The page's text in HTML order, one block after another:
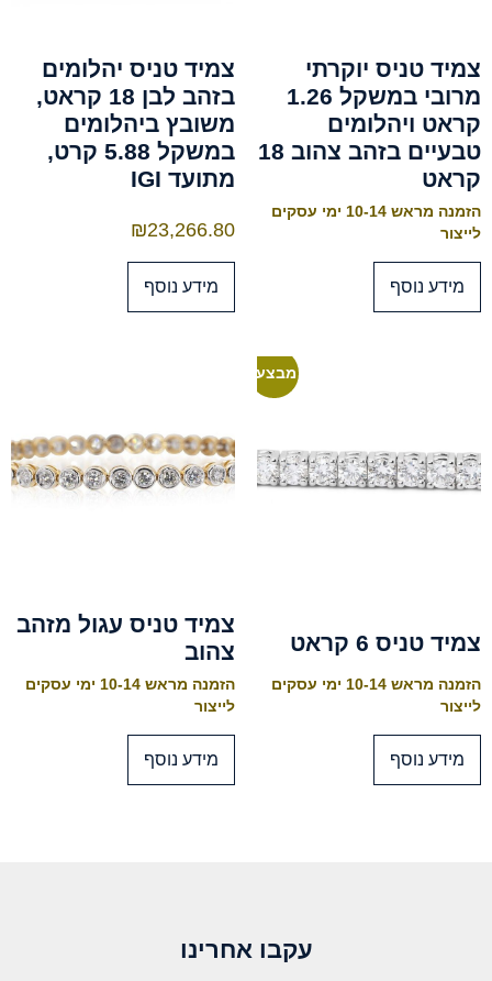
צמיד טניס יוקרתי
מרובי במשקל 1.26
קראט ויהלומים
טבעיים בזהב צהוב 18
קראט
הזמנה מראש 10-14 ימי עסקים
לייצור
מידע נוסף
צמיד טניס יהלומים
בזהב לבן 18 קראט,
משובץ ביהלומים
במשקל 5.88 קרט,
מתועד IGI
₪23,266.80
מידע נוסף
מבצע!
צמיד טניס 6 קראט
הזמנה מראש 10-14 ימי עסקים
לייצור
מידע נוסף
צמיד טניס עגול מזהב
צהוב
הזמנה מראש 10-14 ימי עסקים
לייצור
מידע נוסף
עקבו אחרינו